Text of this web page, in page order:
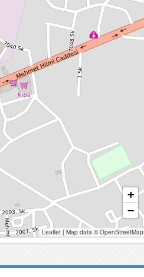
+
−
Leaflet | Map data ©OpenStreetMap